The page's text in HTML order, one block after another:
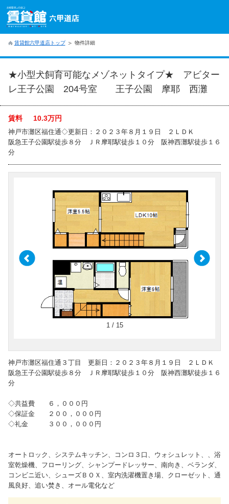
賃貸館六甲道店トップ 物件詳細
★小型犬飼育可能なメゾネットタイプ★ アビター
レ王子公園 204号室 王子公園 摩耶 西灘
賃料 10.3万円
神戸市灘区福住通◇更新日：２０２３年８月１９日 ２ＬＤＫ
阪急王子公園駅徒歩８分 ＪＲ摩耶駅徒歩１０分 阪神西灘駅徒歩１６
分
1 / 15
神戸市灘区福住通３丁目 更新日：２０２３年８月１９日 ２ＬＤＫ
阪急王子公園駅徒歩８分 ＪＲ摩耶駅徒歩１０分 阪神西灘駅徒歩１６
分
◇共益費 ６，０００円
◇保証金 ２００，０００円
◇礼金 ３００，０００円
オートロック、システムキッチン、コンロ３口、ウォシュレット、、浴
室乾燥機、フローリング、シャンプードレッサー、南向き、ベランダ、
コンビニ近い、シューズＢＯＸ、室内洗濯機置き場、クローゼット、通
風良好、追い焚き、オール電化など